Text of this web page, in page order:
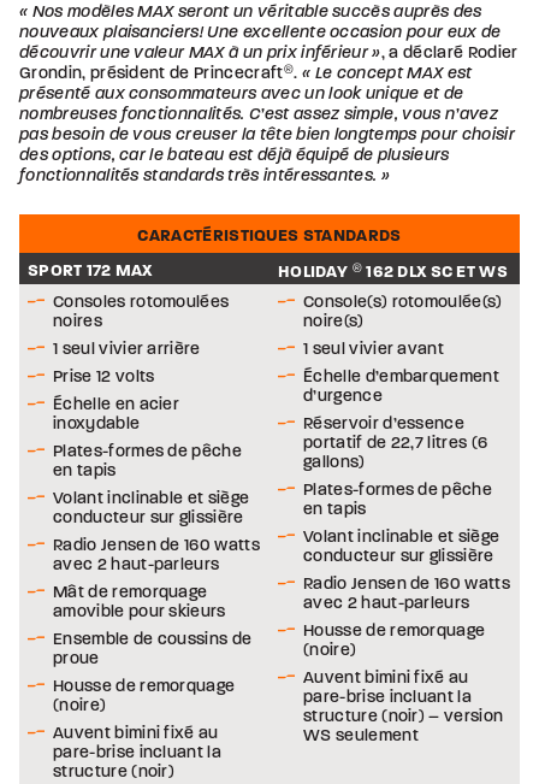
« Nos modèles MAX seront un véritable succès auprès des
nouveaux plaisanciers! Une excellente occasion pour eux de
découvrir une valeur MAX à un prix inférieur », a déclaré Rodier
Grondin, président de Princecraft®.« Le concept MAX est
présenté aux consommateurs avec un look unique et de
nombreuses fonctionnalités. C’est assez simple, vous n’avez
pas besoin de vous creuser la tête bien longtemps pour choisir
des options, car le bateau est déjà équipé de plusieurs
fonctionnalités standards très intéressantes. »
CARACTÉRISTIQUES STANDARDS
SPORT 172 MAX
HOLIDAY ® 162 DLX SC ET WS
Consoles rotomoulées
noires
1 seul vivier arrière
Prise 12 volts
Échelle en acier
inoxydable
Plates-formes de pêche
en tapis
Volant inclinable et siège
conducteur sur glissière
Radio Jensen de 160 watts
avec 2 haut-parleurs
Mât de remorquage
amovible pour skieurs
Ensemble de coussins de
proue
Housse de remorquage
(noire)
Auvent bimini fixé au
pare-brise incluant la
structure (noir)
Console(s) rotomoulée(s)
noire(s)
1 seul vivier avant
Échelle d’embarquement
d’urgence
Réservoir d’essence
portatif de 22,7 litres (6
gallons)
Plates-formes de pêche
en tapis
Volant inclinable et siège
conducteur sur glissière
Radio Jensen de 160 watts
avec 2 haut-parleurs
Housse de remorquage
(noire)
Auvent bimini fixé au
pare-brise incluant la
structure (noir) – version
WS seulement